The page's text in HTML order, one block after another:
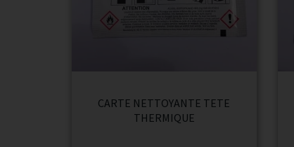
CARTE NETTOYANTE TETE
THERMIQUE